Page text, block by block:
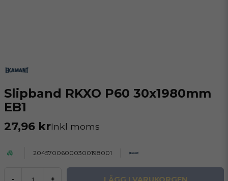
Slipband RKXO P60 30x1980mm
EB1
27,96 krInkl moms
20457006000300198001
- +